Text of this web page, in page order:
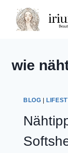
Inhalt
springen
wie
BLOG